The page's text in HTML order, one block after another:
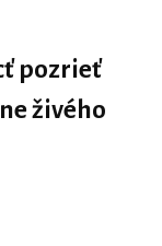
pozrieť
živého